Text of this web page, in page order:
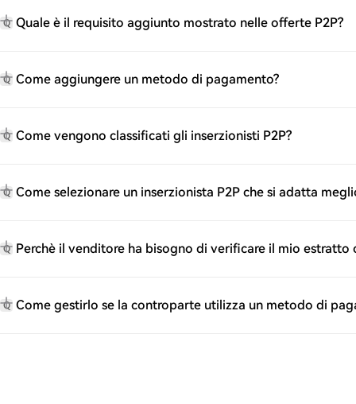
Q Quale è il requisito aggiunto mostrato nelle offerte P2P?
Q Come aggiungere un metodo di pagamento?
Q Come vengono classificati gli inserzionisti P2P?
Q Come selezionare un inserzionista P2P che si adatta
Q Perchè il venditore ha bisogno di verificare il mio estratto
Q Come gestirlo se la controparte utilizza un metodo di